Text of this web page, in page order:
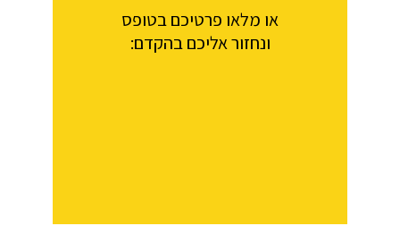
או מלאו פרטיכם בטופס
ונחזור אליכם בהקדם: